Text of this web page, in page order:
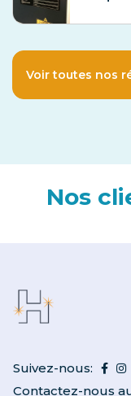
Voir toutes nos
Nos
Suivez-nous:
Contactez-nous